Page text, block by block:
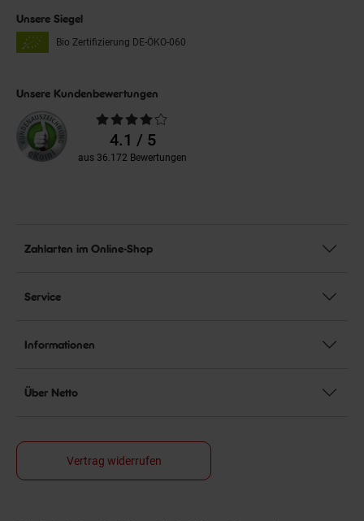
Unsere Siegel
Bio Zertifizierung DE-ÖKO-060
Unsere Kundenbewertungen
Durchschnittliche
Bewertungen4.1 / 5
aus 36.172 Bewertungen
Zahlarten im Online-Shop
Service
Informationen
Über Netto
Vertrag widerrufen